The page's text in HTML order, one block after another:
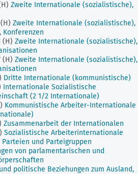
Zweite Internationale (sozialistische),
Zweite Internationale (sozialistische),
Konferenzen
(H) Zweite Internationale (sozialistische),
(H) Zweite Internationale (sozialistische),
Dritte Internationale (kommunistische)
Internationale Sozialistische
(2 1/2 Internationale)
Kommunistische Arbeiter-Internationale
Zusammenarbeit der Internationalen
Sozialistische Arbeiterinternationale
Parteien und Parteigruppen
von parlamentarischen und
politische Beziehungen zum Ausland,